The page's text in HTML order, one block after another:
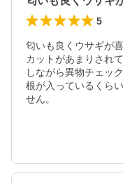
5
匂いも良くウサギが
カットがあまりされ
しながら異物チェッ
根が入っているくら
せん。